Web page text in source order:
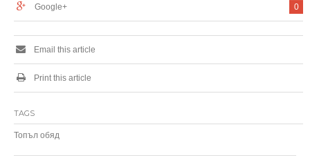
0
Google+
Email this article
Print this article
TAGS
Топъл обяд